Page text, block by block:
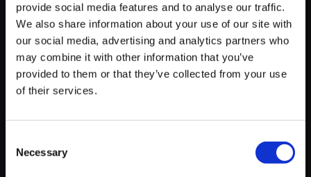
provide social media features and to analyse our traffic.
We also share information about your use of our site with
our social media, advertising and analytics partners who
may combine it with other information that you’ve
provided to them or that they’ve collected from your use
of their services.
Selection
Necessary
【単曲】モンスターハンタース
トーリーズ3 ～運命の双竜～
150円